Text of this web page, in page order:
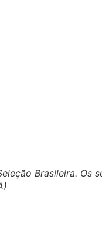
Brasileira. Os